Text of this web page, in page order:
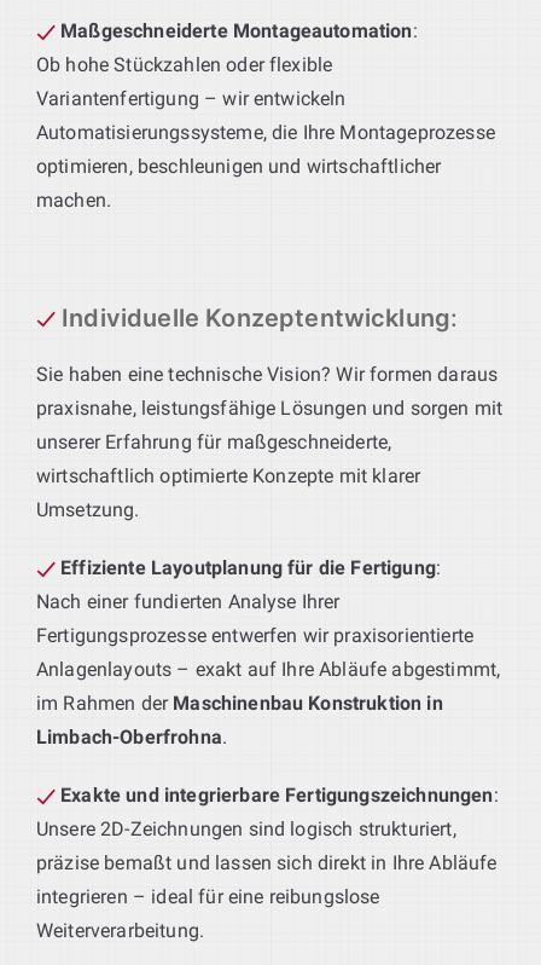
Maßgeschneiderte Montageautomation:
Ob hohe Stückzahlen oder flexible
Variantenfertigung – wir entwickeln
Automatisierungssysteme, die Ihre Montageprozesse
optimieren, beschleunigen und wirtschaftlicher
machen.
Individuelle Konzeptentwicklung:
Sie haben eine technische Vision? Wir formen daraus
praxisnahe, leistungsfähige Lösungen und sorgen mit
unserer Erfahrung für maßgeschneiderte,
wirtschaftlich optimierte Konzepte mit klarer
Umsetzung.
Effiziente Layoutplanung für die Fertigung:
Nach einer fundierten Analyse Ihrer
Fertigungsprozesse entwerfen wir praxisorientierte
Anlagenlayouts – exakt auf Ihre Abläufe abgestimmt,
im Rahmen der Maschinenbau Konstruktion in
Limbach-Oberfrohna.
Exakte und integrierbare Fertigungszeichnungen:
Unsere 2D-Zeichnungen sind logisch strukturiert,
präzise bemaßt und lassen sich direkt in Ihre Abläufe
integrieren – ideal für eine reibungslose
Weiterverarbeitung.